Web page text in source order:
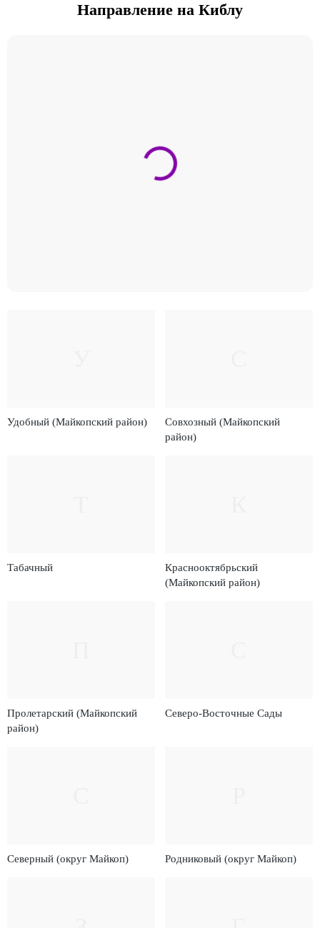
Направление на Киблу
Удобный (Майкопский район)
Совхозный (Майкопский
район)
Табачный
Краснооктябрьский
(Майкопский район)
Пролетарский (Майкопский
район)
Северо-Восточные Сады
Северный (округ Майкоп) Родниковый (округ Майкоп)